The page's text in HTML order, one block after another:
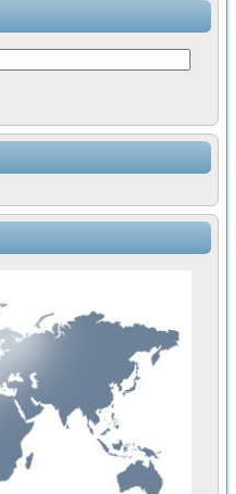
комплекс для исследования
стенд для исследования
операционных
на основе цифровой
для математического
создания измерителя ВАХ
генератора сигналов -
модуля с высоким
радиолокационного
уравнений состояния для
стенда для измерения
для построения картины
определения показателей
для управления источником
вольт-амперных характеристик
нано-, фемто-,
по измерению временных
лабораторный комплекс на базе
и оптимизации тепловой
для исследования функциональных